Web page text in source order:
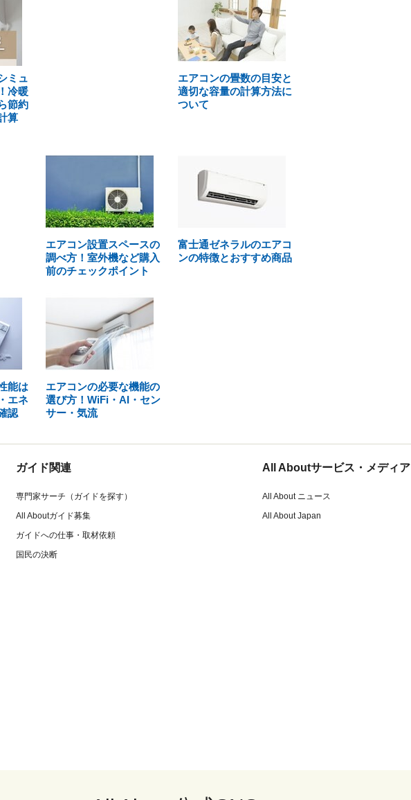
ミュ
冷暖
節約
算
エアコンの畳数の目安と
適切な容量の計算方法に
ついて
エアコン設置スペースの
調べ方！室外機など購入
前のチェックポイント
富士通ゼネラルのエアコ
ンの特徴とおすすめ商品
能は
エネ
認
エアコンの必要な機能の
選び方！WiFi・AI・セン
サー・気流
ガイド関連
専門家サーチ（ガイドを探す）
All Aboutガイド募集
ガイドへの仕事・取材依頼
国民の決断
All Aboutサービス・メディア
All About ニュース
All About Japan